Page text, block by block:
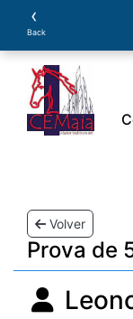
‹
Back
Volver
Prova de